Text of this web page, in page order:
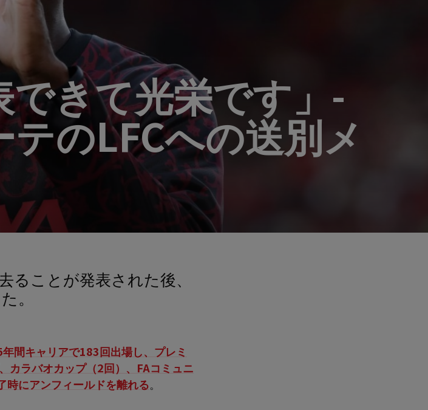
できて光栄です」-
のLFCへの送別メ
。
間キャリアで183回出場し、プレミ
カラバオカップ（2回）、FAコミュニ
時にアンフィールドを離れる。